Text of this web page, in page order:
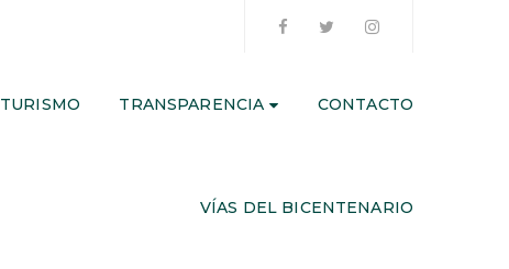
TURISMO TRANSPARENCIA CONTACTO
VÍAS DEL BICENTENARIO